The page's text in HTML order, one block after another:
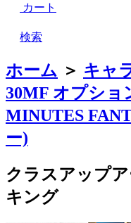
カート
検索
ホーム ＞ キャ
30MF オプショ
MINUTES
ー)
クラスアップ
キング